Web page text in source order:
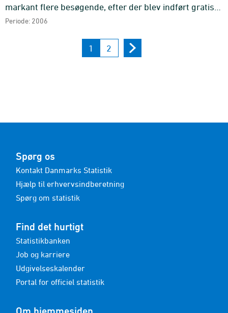
markant flere besøgende, efter der blev indført gratis
adgang 1. januar 2006. Besøgstallet for de to museer
Periode: 2006
1 2
Spørg os
Kontakt Danmarks Statistik
Hjælp til erhvervsindberetning
Spørg om statistik
Find det hurtigt
Statistikbanken
Job og karriere
Udgivelseskalender
Portal for officiel statistik